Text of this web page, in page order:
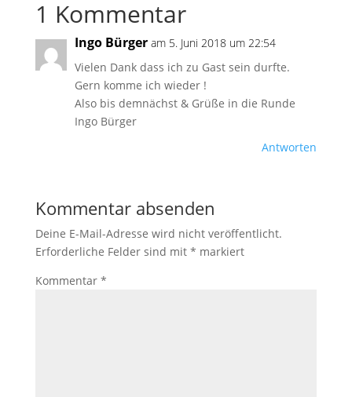
1 Kommentar
Ingo Bürger am 5. Juni 2018 um 22:54
Vielen Dank dass ich zu Gast sein durfte.
Gern komme ich wieder !
Also bis demnächst & Grüße in die Runde
Ingo Bürger
Antworten
Kommentar absenden
Deine E-Mail-Adresse wird nicht veröffentlicht.
Erforderliche Felder sind mit * markiert
Kommentar *